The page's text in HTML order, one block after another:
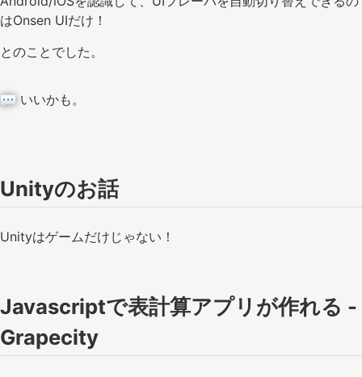
はOnsen UIだけ！
とのことでした。
いいかも。
Unityのお話
Unityはゲームだけじゃない！
Javascriptで表計算アプリが作れる -
Grapecity